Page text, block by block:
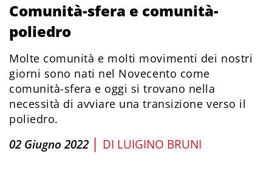
Comunità-sfera e comunità-
poliedro
Molte comunità e molti movimenti dei nostri
giorni sono nati nel Novecento come
comunità-sfera e oggi si trovano nella
necessità di avviare una transizione verso il
poliedro.
02 Giugno 2022 | DI LUIGINO BRUNI